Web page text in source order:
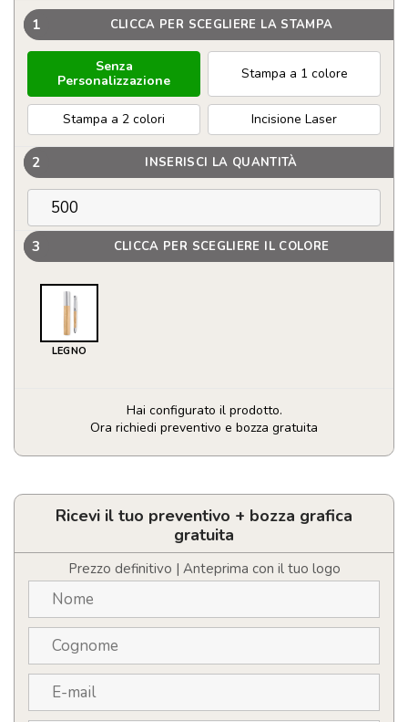
1 CLICCA PER SCEGLIERE LA STAMPA
Senza
Personalizzazione
Stampa a 1 colore
Stampa a 2 colori Incisione Laser
2 INSERISCI LA QUANTITÀ
3 CLICCA PER SCEGLIERE IL COLORE
LEGNO
Hai configurato il prodotto.
Ora richiedi preventivo e bozza gratuita
Penna
bambù
astuccio
quantità
Ricevi il tuo preventivo + bozza grafica
gratuita
Prezzo definitivo | Anteprima con il tuo logo